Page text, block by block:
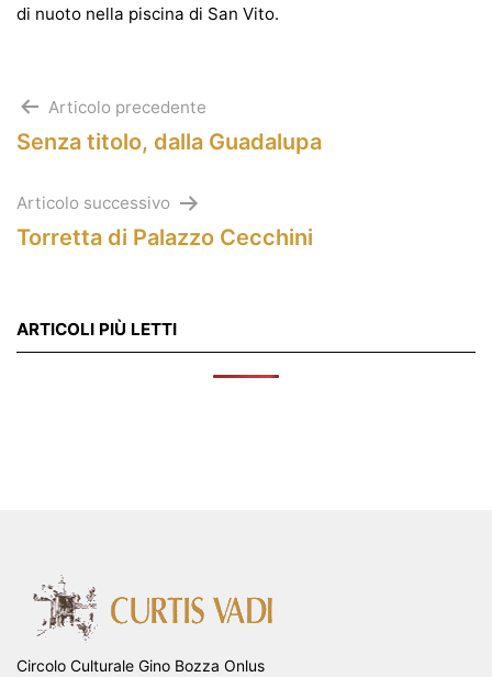
di nuoto nella piscina di San Vito.
Navigazione
Articolo precedente
Senza titolo, dalla Guadalupa
Articolo successivo
Torretta di Palazzo Cecchini
ARTICOLI PIÙ LETTI
Circolo Culturale Gino Bozza Onlus